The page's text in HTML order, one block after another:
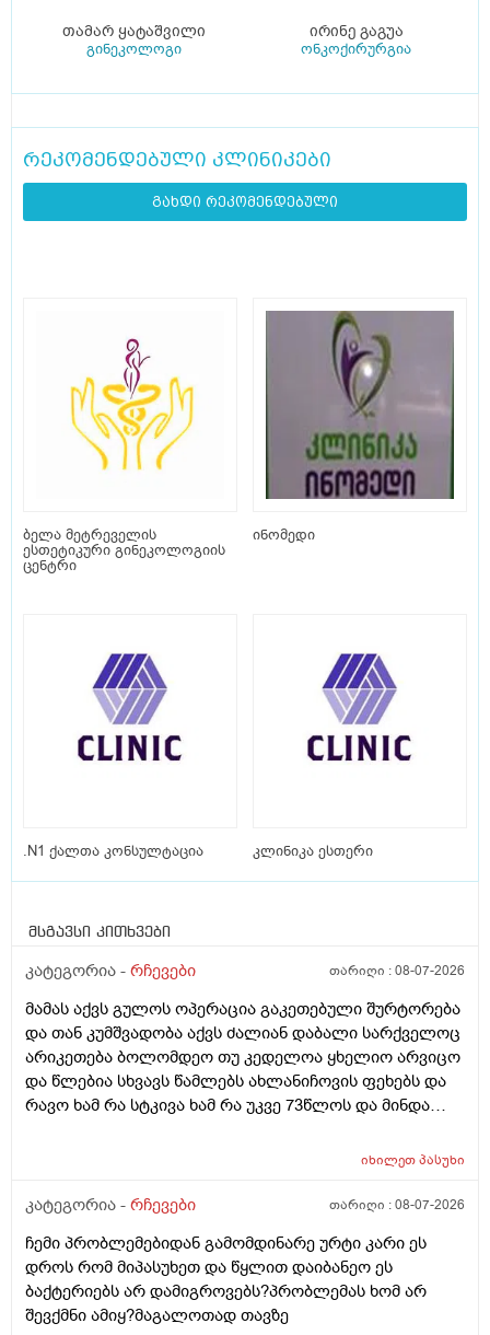
თამარ ყატაშვილი
გინეკოლოგი
ირინე გაგუა
ონკოქირურგია
რეკომენდებული კლინიკები
გახდი რეკომენდებული
ბელა მეტრეველის
ესთეტიკური გინეკოლოგიის
ცენტრი
ინომედი
.N1 ქალთა კონსულტაცია კლინიკა ესთერი
მსგავსი კითხვები
კატეგორია - რჩევები თარიღი :08-07-2026
მამას აქვს გულოს ოპერაცია გაკეთებული შურტორება
და თან კუმშვადობა აქვს ძალიან დაბალი სარქველოც
არიკეთება ბოლომდეო თუ კედელოა ყხელიო არვიცო
და წლებია სხვავს წამლებს ახლანიჩოვის ფეხებს და
რავო ხამ რა სტკივა ხამ რა უკვე 73წლოს და მინდა
და ფულინრომ არჰვაქ ვერანაირად ექიმთან ვერ
შედეგს იბ ის ექიმთან მაომც ჩავიდეს თუ თავის
იბნის ექიმყან რომ დ ვიტამინი გაიკეთოს და უბნის
ექიმის დანიშნულებას ვენდო ის ხომ კარდიოლოგი
არაა თან დიდათ რომ ვაკვირდები არაა მცოდნე ამ
მხრივ და ვერ ვენდობი და ხომ არავნებს მამას დ
იხილეთპასუხი
კატეგორია - რჩევები თარიღი :08-07-2026
ჩემი პრობლემებიდან გამომდინარე ურტი კარი ეს
დროს რომ მიპასუხეთ და წყლით დაიბანეო ეს
ბაქტერიებს არ დამიგროვებს?პრობლემას ხომ არ
შევქმნი ამიყ?მაგალოთად თავზე